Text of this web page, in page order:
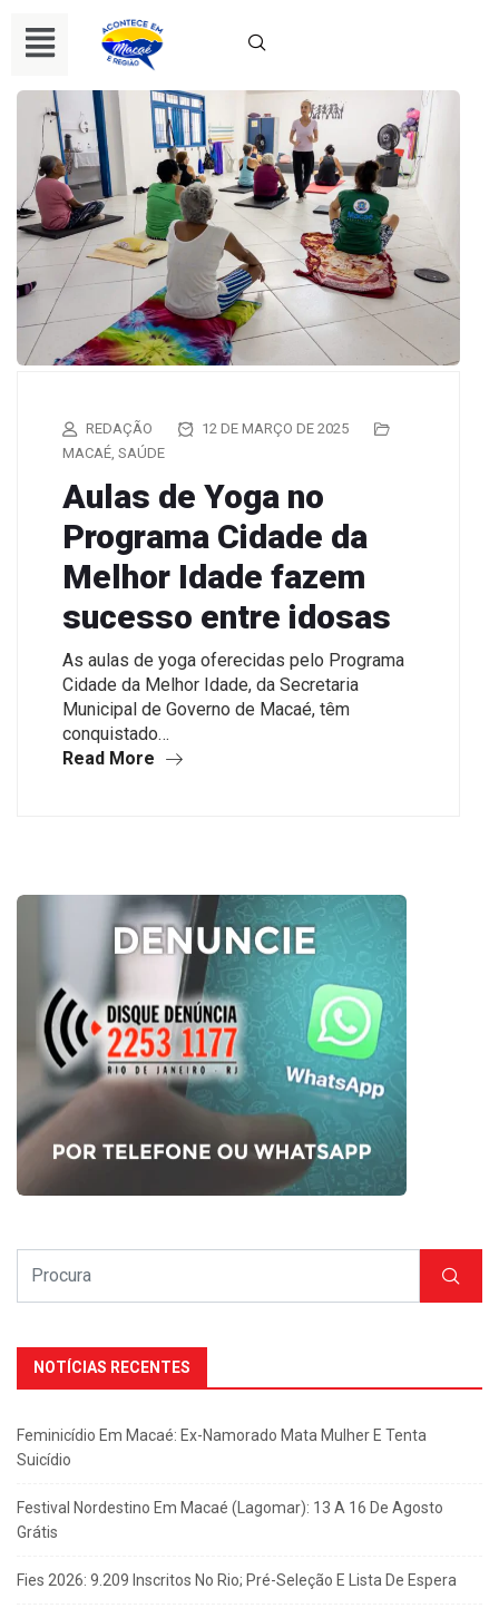
REDAÇÃO
12 DE MARÇO DE 2025
MACAÉ SAÚDE
Aulas de Yoga no
Programa Cidade da
Melhor Idade fazem
sucesso entre idosas
As aulas de yoga oferecidas pelo Programa
Cidade da Melhor Idade, da Secretaria
Municipal de Governo de Macaé, têm
conquistado…
Read More
NOTÍCIAS RECENTES
Feminicídio Em Macaé: Ex-Namorado Mata Mulher E Tenta
Suicídio
Festival Nordestino Em Macaé (Lagomar): 13 A 16 De Agosto
Grátis
Fies 2026: 9.209 Inscritos No Rio; Pré-Seleção E Lista De Espera